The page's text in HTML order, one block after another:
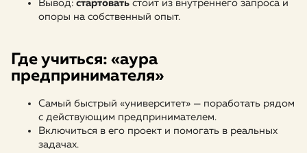
Вывод: стартовать стоит из внутреннего запроса и
опоры на собственный опыт.
Где учиться: «аура
предпринимателя»
Самый быстрый «университет» — поработать рядом
с действующим предпринимателем.
Включиться в его проект и помогать в реальных
задачах.